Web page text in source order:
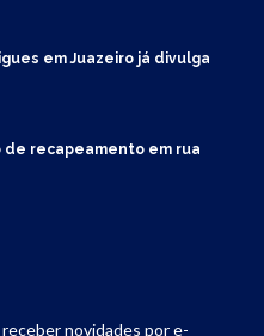
em Juazeiro já divulga
de recapeamento em rua
novidades por e-